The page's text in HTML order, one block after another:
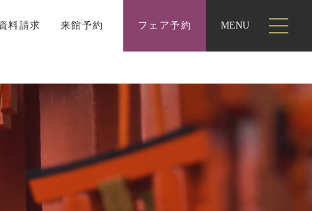
料請求 来館予約 フェア予約 MENU